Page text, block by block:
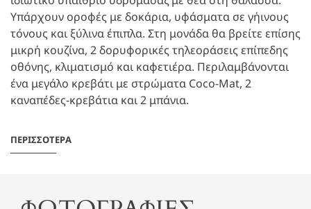
Υπάρχουν οροφές με δοκάρια, υφάσματα σε γήινους
τόνους και ξύλινα έπιπλα. Στη μονάδα θα βρείτε επίσης
μικρή κουζίνα, 2 δορυφορικές τηλεοράσεις επίπεδης
οθόνης, κλιματισμό και καφετιέρα. Περιλαμβάνονται
ένα μεγάλο κρεβάτι με στρώματα Coco-Mat, 2
καναπέδες-κρεβάτια και 2 μπάνια.
ΠΕΡΙΣΣΟΤΕΡΑ